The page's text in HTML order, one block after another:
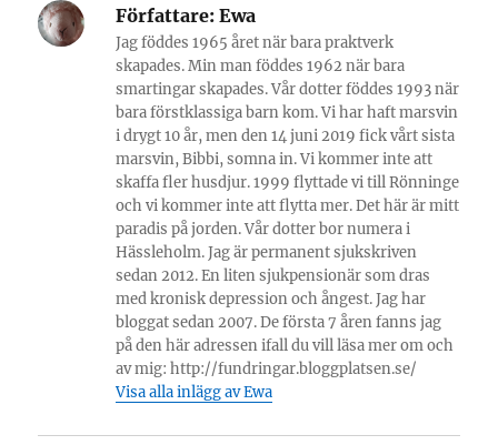
Författare: Ewa
Jag föddes 1965 året när bara praktverk
skapades. Min man föddes 1962 när bara
smartingar skapades. Vår dotter föddes 1993 när
bara förstklassiga barn kom. Vi har haft marsvin
i drygt 10 år, men den 14 juni 2019 fick vårt sista
marsvin, Bibbi, somna in. Vi kommer inte att
skaffa fler husdjur. 1999 flyttade vi till Rönninge
och vi kommer inte att flytta mer. Det här är mitt
paradis på jorden. Vår dotter bor numera i
Hässleholm. Jag är permanent sjukskriven
sedan 2012. En liten sjukpensionär som dras
med kronisk depression och ångest. Jag har
bloggat sedan 2007. De första 7 åren fanns jag
på den här adressen ifall du vill läsa mer om och
av mig: http://fundringar.bloggplatsen.se/
Visa alla inlägg av Ewa